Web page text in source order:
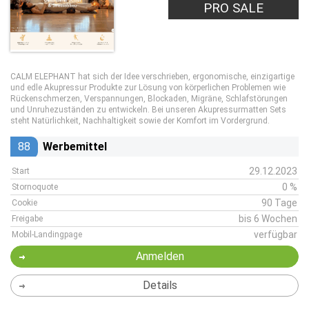
PRO SALE
CALM ELEPHANT hat sich der Idee verschrieben, ergonomische, einzigartige
und edle Akupressur Produkte zur Lösung von körperlichen Problemen wie
Rückenschmerzen, Verspannungen, Blockaden, Migräne, Schlafstörungen
und Unruhezuständen zu entwickeln. Bei unseren Akupressurmatten Sets
steht Natürlichkeit, Nachhaltigkeit sowie der Komfort im Vordergrund.
88 Werbemittel
Start 29.12.2023
Stornoquote 0 %
Cookie 90 Tage
Freigabe bis 6 Wochen
Mobil-Landingpage verfügbar
Anmelden
Details